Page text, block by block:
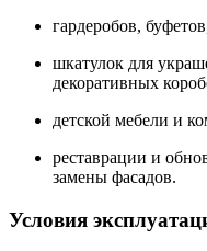
гардеробов,
шкатулок для
декоративных
детской мебели и
реставрации и
замены фасадов.
Условия